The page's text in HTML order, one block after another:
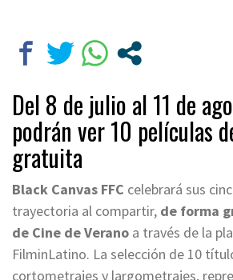
Del 8 de julio al 11 de
podrán ver 10 películas
gratuita
Black Canvas FFC celebrará sus
trayectoria al compartir, de forma
de Cine de Verano a través de la
FilminLatino. La selección de 10
cortometrajes y largometrajes,